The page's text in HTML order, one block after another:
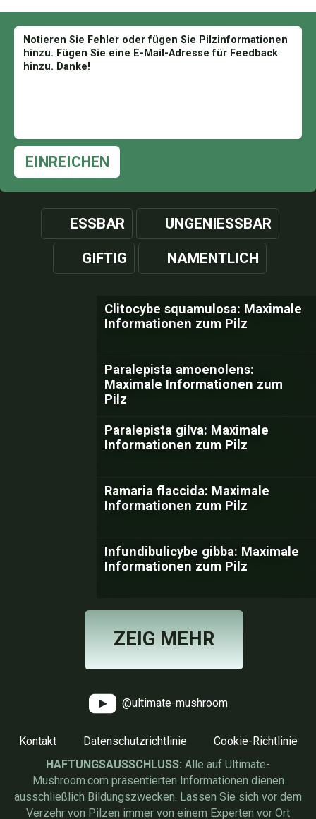
EINREICHEN
ESSBAR UNGENIESSBAR
GIFTIG NAMENTLICH
Clitocybe squamulosa: Maximale
Informationen zum Pilz
Paralepista amoenolens:
Maximale Informationen zum
Pilz
Paralepista gilva: Maximale
Informationen zum Pilz
Ramaria flaccida: Maximale
Informationen zum Pilz
Infundibulicybe gibba: Maximale
Informationen zum Pilz
ZEIG MEHR
@ultimate-mushroom
Kontakt Datenschutzrichtlinie
Cookie-Richtlinie
HAFTUNGSAUSSCHLUSS: Alle auf Ultimate-
Mushroom.com präsentierten Informationen dienen
ausschließlich Bildungszwecken. Lassen Sie sich vor dem
Verzehr von Pilzen immer von einem Experten vor Ort